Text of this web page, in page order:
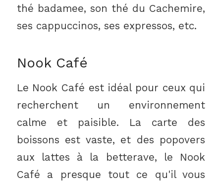
thé badamee, son thé du Cachemire,
ses cappuccinos, ses expressos, etc.
Nook Café
Le Nook Café est idéal pour ceux qui
recherchent un environnement
calme et paisible. La carte des
boissons est vaste, et des popovers
aux lattes à la betterave, le Nook
Café a presque tout ce qu'il vous